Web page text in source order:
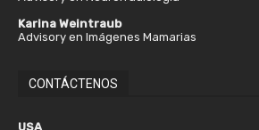
Karina Weintraub
Advisory en Imágenes Mamarias
CONTÁCTENOS
USA